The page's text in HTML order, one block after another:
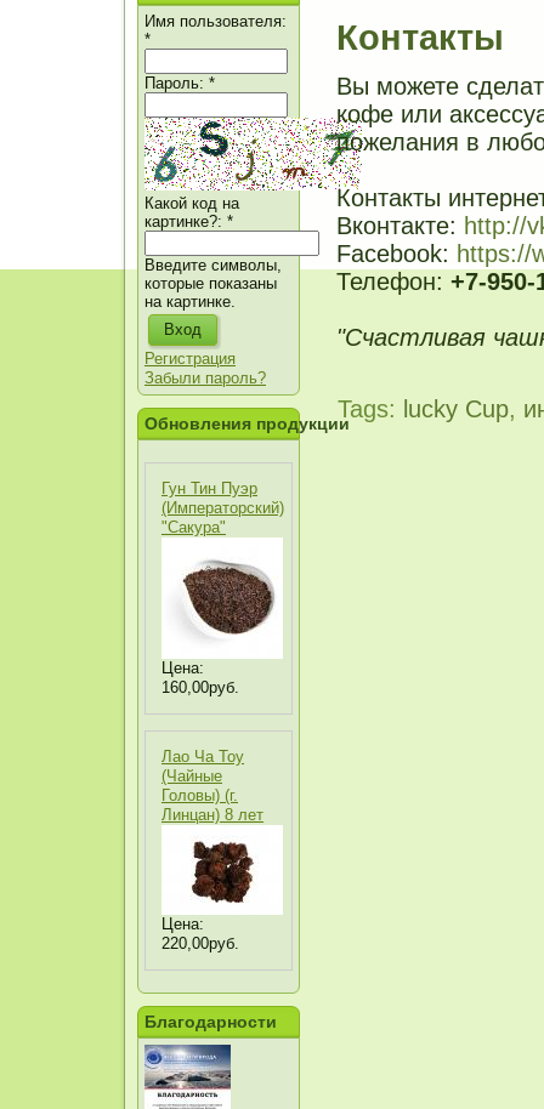
Имя пользователя:
*
Пароль: *
Какой код на
картинке?: *
Введите символы,
которые показаны
на картинке.
Регистрация
Забыли пароль?
Обновления продукции
Гун Тин Пуэр
(Императорский)
"Сакура"
Цена:
160,00руб.
Лао Ча Тоу
(Чайные
Головы) (г.
Линцан) 8 лет
Цена:
220,00руб.
Благодарности
Контакты
Вы можете
кофе или
пожелания в
Контакты
Вконтакте: http://
Facebook: https://
Телефон: +7-950-
"Счастливая
Tags: lucky Cup,